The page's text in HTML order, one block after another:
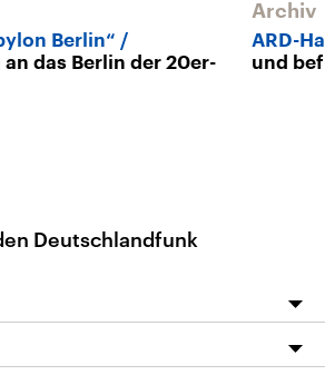
Berlin“
das Berlin der 20er-
Archiv
ARD-
und
Deutschlandfunk